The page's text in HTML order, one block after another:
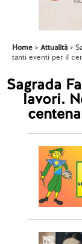
Home Attualità
tanti eventi per il
Sagrada
lavori.